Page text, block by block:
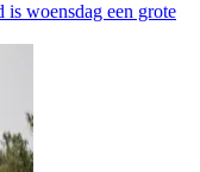
woensdag een grote